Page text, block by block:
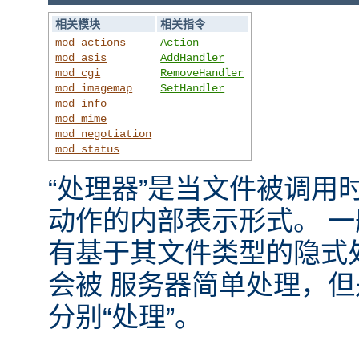
相关模块
相关指令
mod_actions
mod_asis
mod_cgi
mod_imagemap
mod_info
mod_mime
mod_negotiation
mod_status
Action
AddHandler
RemoveHandler
SetHandler
“处理器”是当文件被调用
动作的内部表示形式。
有基于其文件类型的隐
会被 服务器简单处理，
分别“处理”。